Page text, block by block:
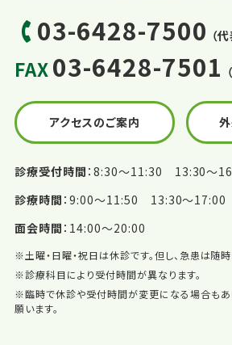
03-6428-7500 （代
FAX03-6428-7501
アクセスのご案内
診療受付時間 8:30〜11:30 13:30〜
診療時間 9:00〜11:50 13:30〜17:00
面会時間 14:00〜20:00
※土曜・日曜・祝日は休診です。但し、急患は随時
※診療科目により受付時間が異なります。
※臨時で休診や受付時間が変更になる場合もあ
願います。